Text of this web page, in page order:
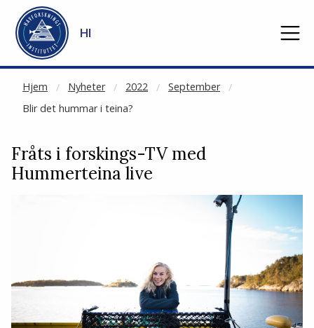
Gå til hovedinnhold
HI
Hjem Nyheter 2022
September
Blir det hummar i teina?
NOT CACHED
Fråts i forskings-TV med
Hummerteina live